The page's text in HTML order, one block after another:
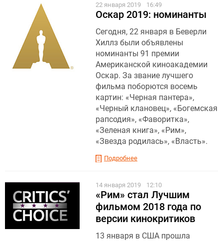
22 января 2019 16:49
Оскар 2019: номинанты
Сегодня, 22 января в Беверли
Хиллз были объявлены
номинанты 91 премии
Американской киноакадемии
Оскар. За звание лучшего
фильма поборются восемь
картин: «Черная пантера»,
«Черный клановец», «Богемская
рапсодия», «Фаворитка»,
«Зеленая книга», «Рим»,
«Звезда родилась», «Власть».
Подробнее
14 января 2019 12:10
«Рим» стал Лучшим
фильмом 2018 года по
версии кинокритиков
13 января в США прошла